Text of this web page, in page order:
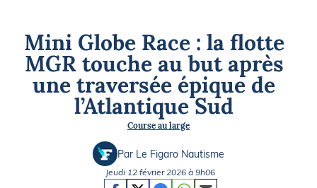
Mini Globe Race : la flotte
MGR touche au but après
une traversée épique de
l’Atlantique Sud
Course au large
Par Le Figaro Nautisme
Jeudi 12 février 2026 à 9h06